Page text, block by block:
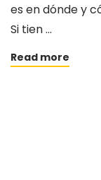
es en dónde y
Si tien …
Read more